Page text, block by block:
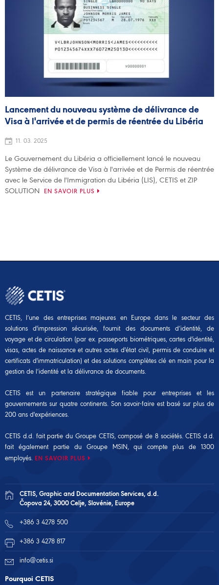
Lancement du nouveau système de délivrance de
Visa à l'arrivée et de permis de réentrée du Libéria
11. 03. 2025
Le Gouvernement du Libéria a officiellement lancé le nouveau
Système de délivrance de Visa à l'arrivée et de Permis de réentrée
avec le Service de l'Immigration du Libéria (LIS), CETIS et ZIP
SOLUTION
EN SAVOIR PLUS
CETIS, l’une des entreprises majeures en Europe dans le secteur des
solutions d'impression sécurisée, fournit des documents d’identité, de
voyage et de circulation (par ex. passeports biométriques, cartes d'identité,
visas, actes de naissance et autres actes d'état civil, permis de conduire et
certificats d'immatriculation) et des solutions complètes clé en main pour la
gestion de l’identité et la délivrance de documents.
CETIS est un partenaire stratégique fiable pour entreprises et les
gouvernements sur quatre continents. Son savoir-faire est basé sur plus de
200 ans d'expériences.
CETIS d.d. fait partie du Groupe CETIS, composé de 8 sociétés. CETIS d.d.
fait également partie du Groupe MSIN, qui compte plus de 1300
employés. EN SAVOIR PLUS
CETIS, Graphic and Documentation Services, d.d.
Čopova 24, 3000 Celje, Slovénie, Europe
+386 3 4278 500
+386 3 4278 817
info@cetis.si
Pourquoi CETIS